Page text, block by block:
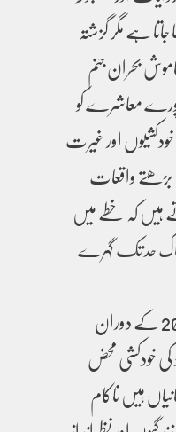
ہے مگر گزشتہ
بحران جنم
معاشرے کو
اور غیرت
واقعات
ہیں کہ خطے میں
حد تک گہرے
پولیس کے مطابق سال 2025 کے دوران
میں 40 افراد کی خودکشی محض
بلکہ یہ 40 کہانیاں ہیں ناکام